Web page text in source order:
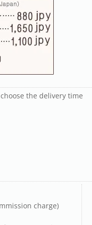
the delivery time
charge)